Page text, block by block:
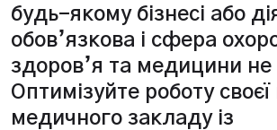
будь-якому бізнесі або
обов’язкова і сфера
здоров’я та медицини не
Оптимізуйте роботу своєї
медичного закладу із